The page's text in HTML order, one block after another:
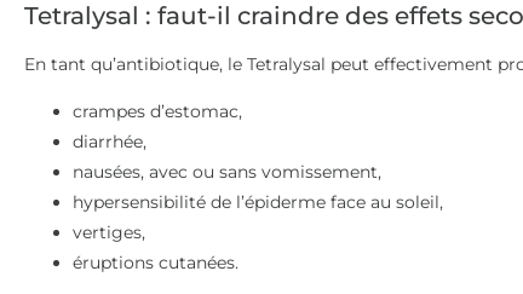
Tetralysal : faut-il craindre des effets
En tant qu’antibiotique, le Tetralysal peut effectivement
crampes d’estomac,
diarrhée,
nausées, avec ou sans vomissement,
hypersensibilité de l’épiderme face au soleil,
vertiges,
éruptions cutanées.